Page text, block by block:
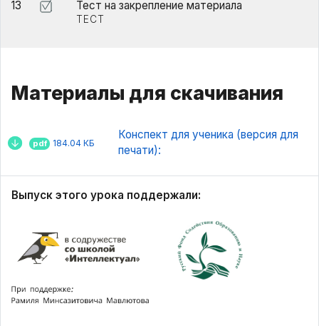
13 Тест на закрепление материала
ТЕСТ
Материалы для скачивания
pdf 184.04 КБ
Конспект для ученика (версия для
печати):
Выпуск этого урока поддержали: